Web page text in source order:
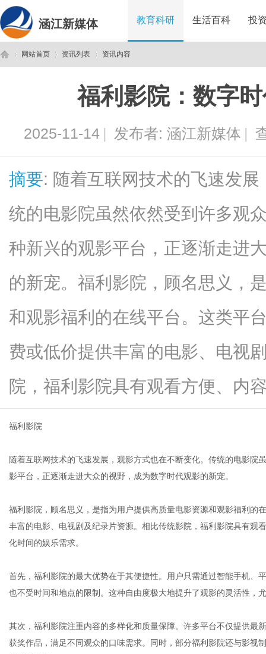
涵江新媒体 教育科研 生活百科 投
网站首页 资讯列表
›
资讯内容
福利影院：数字
2025-11-14 | 发布者: 涵江新媒体 |
摘要: 随着互联网技术的飞速发
统的电影院虽然依然受到许多观
种新兴的观影平台，正逐渐走进
的新宠。福利影院，顾名思义，
和观影福利的在线平台。这类平
费或低价提供丰富的电影、电视
院，福利影院具有观看方便、内
福利影院
随着互联网技术的飞速发展，观影方式也在不断变化。传统的电影院
影平台，正逐渐走进大众的视野，成为数字时代观影的新宠。
福利影院，顾名思义，是指为用户提供高质量电影资源和观影福利的
丰富的电影、电视剧及纪录片资源。相比传统影院，福利影院具有观
化时间的娱乐需求。
首先，福利影院的最大优势在于其便捷性。用户只需通过智能手机、
也不受时间和地点的限制。这种自由度极大地提升了观影的灵活性，
其次，福利影院注重内容的多样化和质量保障。许多平台不仅提供最
获奖作品，满足不同观众的口味需求。同时，部分福利影院还与影视